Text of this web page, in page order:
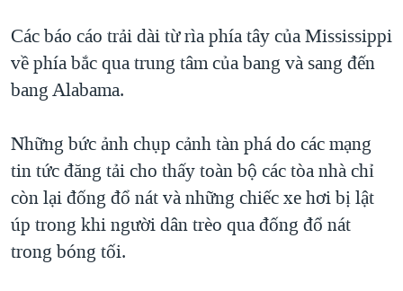
Các báo cáo trải dài từ rìa phía tây của Mississippi
về phía bắc qua trung tâm của bang và sang đến
bang Alabama.
Những bức ảnh chụp cảnh tàn phá do các mạng
tin tức đăng tải cho thấy toàn bộ các tòa nhà chỉ
còn lại đống đổ nát và những chiếc xe hơi bị lật
úp trong khi người dân trèo qua đống đổ nát
trong bóng tối.